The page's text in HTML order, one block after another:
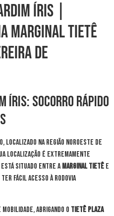
Íris |
Marginal Tietê
de
Íris: Socorro Rápido
localizado na região Noroeste de
localização é extremamente
situado entre aMarginal Tietê e
ter fácil acesso à Rodovia
abrigando o Tietê Plaza